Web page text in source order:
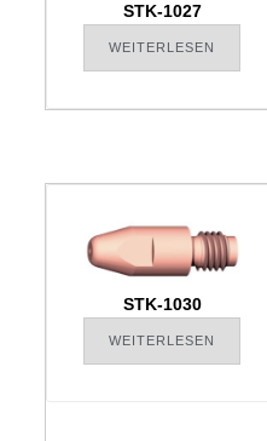
STK-1027
WEITERLESEN
STK-1030
WEITERLESEN